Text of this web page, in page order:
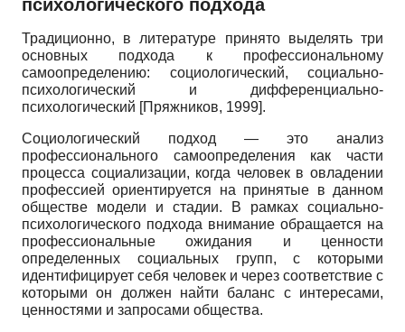
психологического подхода
Традиционно, в литературе принято выделять три
основных подхода к профессиональному
самоопределению: социологический, социально-
психологический и дифференциально-
психологический [Пряжников, 1999].
Социологический подход — это анализ
профессионального самоопределения как части
процесса социализации, когда человек в овладении
профессией ориентируется на принятые в данном
обществе модели и стадии. В рамках социально-
психологического подхода внимание обращается на
профессиональные ожидания и ценности
определенных социальных групп, с которыми
идентифицирует себя человек и через соответствие с
которыми он должен найти баланс с интересами,
ценностями и запросами общества.